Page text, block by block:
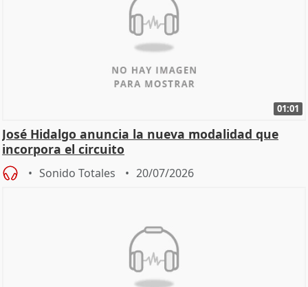
01:01
José Hidalgo anuncia la nueva modalidad que
incorpora el circuito
Sonido Totales 20/07/2026